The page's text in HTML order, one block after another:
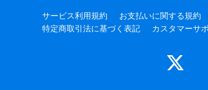
サービス利用規約 お支払いに関する規約
特定商取引法に基づく表記
カスタマーサ